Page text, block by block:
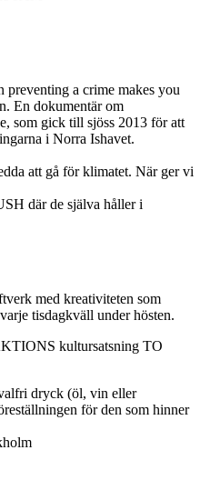
a crime makes you
En dokumentär om
som gick till sjöss 2013 för att
i Norra Ishavet.
att gå för klimatet. När ger vi
där de själva håller i
med kreativiteten som
tisdagkväll under hösten.
kultursatsning TO
dryck (öl, vin eller
för den som hinner